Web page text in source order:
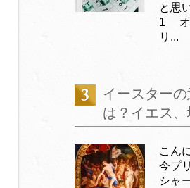
と思
1 オ
リ...
イースター
は？イエス
こん
今プ
シャ